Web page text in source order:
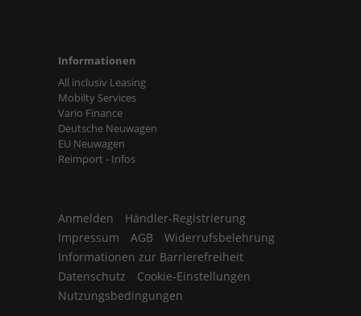
Informationen
All inclusiv Leasing
Mobilty Services
Vario Finance
Deutsche Neuwagen
EU Neuwagen
Reimport - Infos
Anmelden
Händler-Registrierung
Impressum
AGB
Widerrufsbelehrung
Informationen zur Barrierefreiheit
Datenschutz
Cookie-Einstellungen
Nutzungsbedingungen